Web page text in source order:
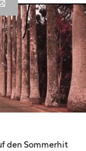
den Sommerhit